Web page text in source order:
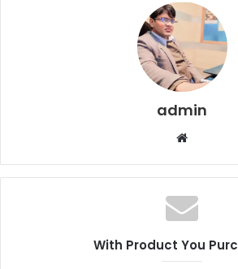
admin
Website
With Product You